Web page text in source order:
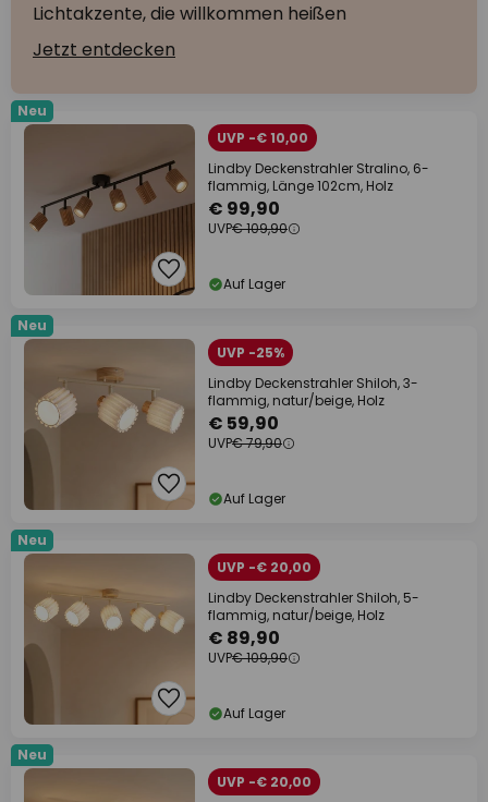
Lichtakzente, die willkommen heißen
Jetzt entdecken
Neu
UVP -€ 10,00
Lindby Deckenstrahler Stralino, 6-
flammig, Länge 102cm, Holz
€ 99,90
UVP€ 109,90
Auf Lager
Neu
UVP -25%
Lindby Deckenstrahler Shiloh, 3-
flammig, natur/beige, Holz
€ 59,90
UVP€ 79,90
Auf Lager
Neu
UVP -€ 20,00
Lindby Deckenstrahler Shiloh, 5-
flammig, natur/beige, Holz
€ 89,90
UVP€ 109,90
Auf Lager
Neu
UVP -€ 20,00